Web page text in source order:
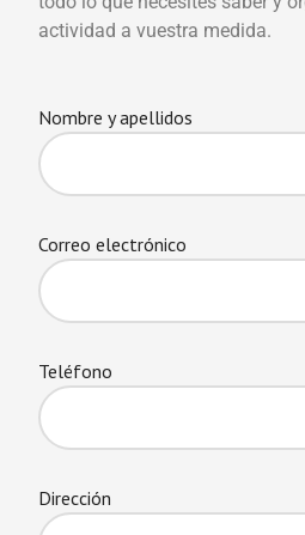
actividad a vuestra medida.
Nombre y apellidos
Correo electrónico
Teléfono
Dirección